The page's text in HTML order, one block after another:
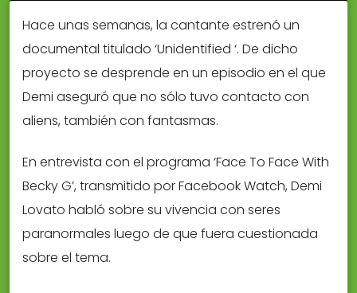
Hace unas semanas, la cantante estrenó un
documental titulado ‘Unidentified ‘. De dicho
proyecto se desprende en un episodio en el que
Demi aseguró que no sólo tuvo contacto con
aliens, también con fantasmas.
En entrevista con el programa ‘Face To Face With
Becky G’, transmitido por Facebook Watch, Demi
Lovato habló sobre su vivencia con seres
paranormales luego de que fuera cuestionada
sobre el tema.